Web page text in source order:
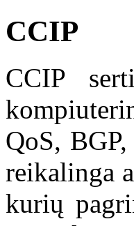
CCIP
CCIP
QoS,
reikalinga
kurių